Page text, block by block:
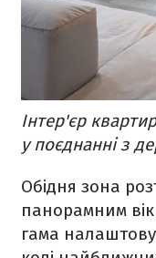
Інтер'єр
у поєднанні з
Обідня зона
панорамним
гама